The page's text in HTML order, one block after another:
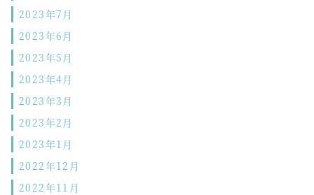
2023年7月
2023年6月
2023年5月
2023年4月
2023年3月
2023年2月
2023年1月
2022年12月
2022年11月